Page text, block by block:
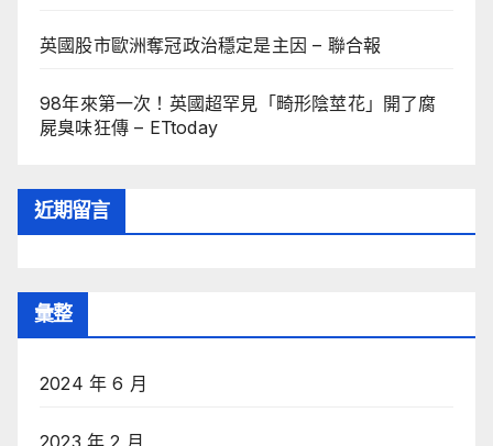
英國股市歐洲奪冠政治穩定是主因 – 聯合報
98年來第一次！英國超罕見「畸形陰莖花」開了腐
屍臭味狂傳 – ETtoday
近期留言
彙整
2024 年 6 月
2023 年 2 月